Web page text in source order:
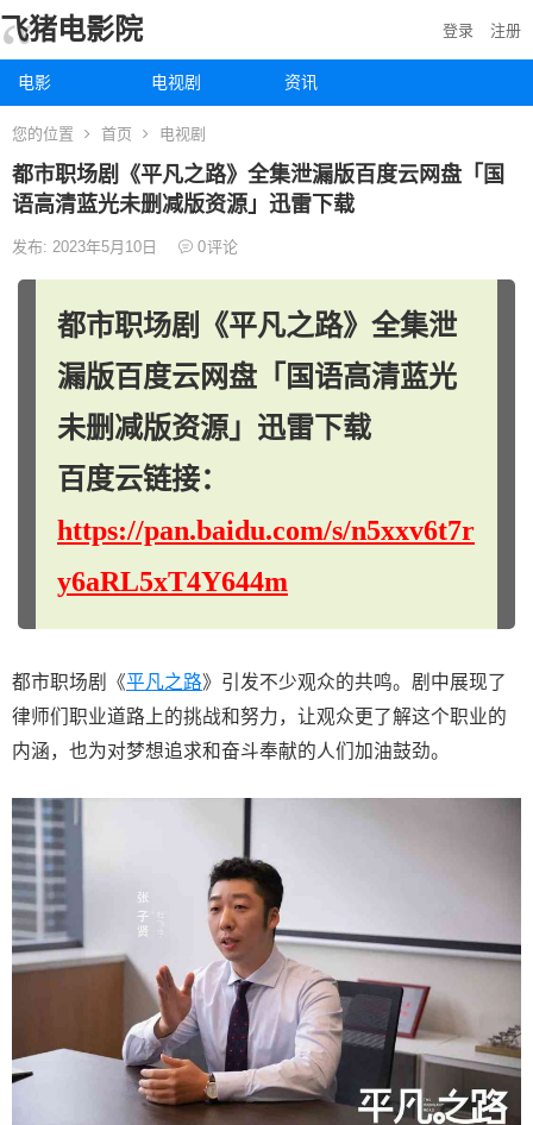
飞猪电影院
电影 电视剧 资讯
登录 注册
您的位置 首页 电视剧
都市职场剧《平凡之路》全集泄漏版百度云网盘「国
语高清蓝光未删减版资源」迅雷下载
发布: 2023年5月10日 0评论
都市职场剧《平凡之路》全集泄
漏版百度云网盘「国语高清蓝光
未删减版资源」迅雷下载
百度云链接：
https://pan.baidu.com/s/n5xxv6t7r
y6aRL5xT4Y644m
都市职场剧《平凡之路》引发不少观众的共鸣。剧中展现了
律师们职业道路上的挑战和努力，让观众更了解这个职业的
内涵，也为对梦想追求和奋斗奉献的人们加油鼓劲。